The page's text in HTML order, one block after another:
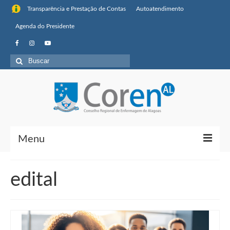
Transparência e Prestação de Contas Autoatendimento
Agenda do Presidente
Buscar
por:
Menu
Sobre o Coren-AL
Missão, visão de futuro e valores
edital